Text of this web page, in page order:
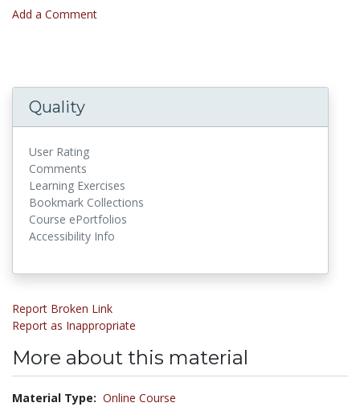
Add a Comment
Quality
User Rating
Comments
Learning Exercises
Bookmark Collections
Course ePortfolios
Accessibility Info
Report Broken Link
Report as Inappropriate
More about this material
Material Type: Online Course